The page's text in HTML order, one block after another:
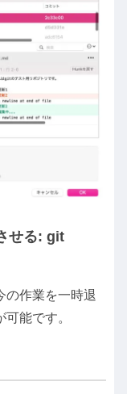
せる: git
の作業を一時退
能です。